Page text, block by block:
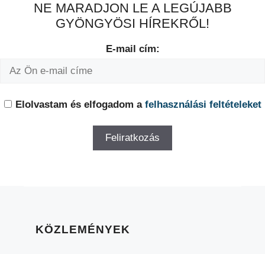
NE MARADJON LE A LEGÚJABB
GYÖNGYÖSI HÍREKRŐL!
E-mail cím:
Elolvastam és elfogadom a felhasználási feltételeket
KÖZLEMÉNYEK